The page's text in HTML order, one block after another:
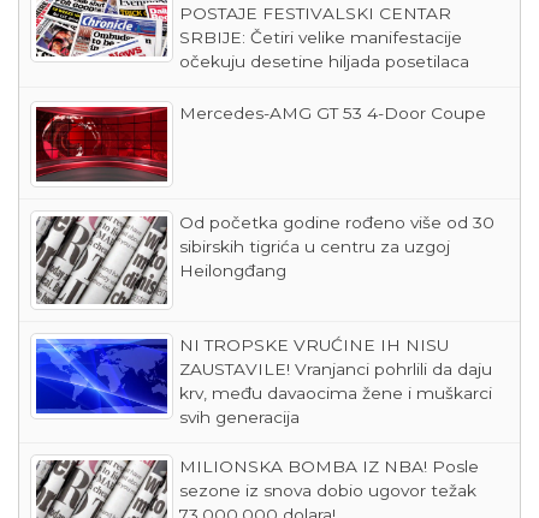
POSTAJE FESTIVALSKI CENTAR
SRBIJE: Četiri velike manifestacije
očekuju desetine hiljada posetilaca
Mercedes-AMG GT 53 4-Door Coupe
Od početka godine rođeno više od 30
sibirskih tigrića u centru za uzgoj
Heilongđang
NI TROPSKE VRUĆINE IH NISU
ZAUSTAVILE! Vranjanci pohrlili da daju
krv, među davaocima žene i muškarci
svih generacija
MILIONSKA BOMBA IZ NBA! Posle
sezone iz snova dobio ugovor težak